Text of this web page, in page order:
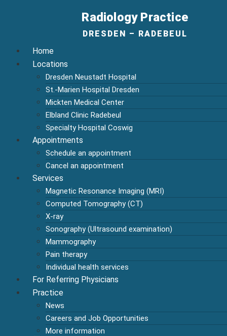
Radiology Practice
DRESDEN – RADEBEUL
Home
Locations
Dresden Neustadt Hospital
St.-Marien Hospital Dresden
Mickten Medical Center
Elbland Clinic Radebeul
Specialty Hospital Coswig
Appointments
Schedule an appointment
Cancel an appointment
Services
Magnetic Resonance Imaging (MRI)
Computed Tomography (CT)
X-ray
Sonography (Ultrasound examination)
Mammography
Pain therapy
Individual health services
For Referring Physicians
Practice
News
Careers and Job Opportunities
More information